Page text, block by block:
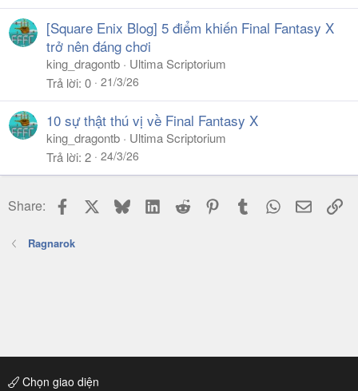
[Square Enix Blog] 5 điểm khiến Final Fantasy X
trở nên đáng chơi
king_dragontb
Ultima Scriptorium
Trả lời 0 21/3/26
10 sự thật thú vị về Final Fantasy X
king_dragontb
Ultima Scriptorium
Trả lời 2 24/3/26
Share: Facebook BlueskyLinkedIn
Reddit PinterestTumblr WhatsApp
Email
Ragnarok
Chọn giao diện